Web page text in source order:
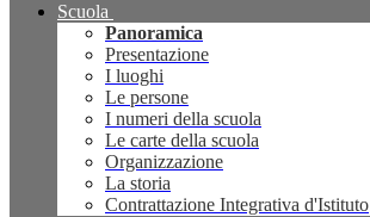
Scuola
Panoramica
Presentazione
I luoghi
Le persone
I numeri della scuola
Le carte della scuola
Organizzazione
La storia
Contrattazione Integrativa d'Istituto